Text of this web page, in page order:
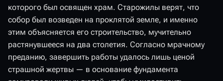
которого был освящен храм. Старожилы верят, что
собор был возведен на проклятой земле, и именно
этим объясняется его строительство, мучительно
растянувшееся на два столетия. Согласно мрачному
преданию, завершить работы удалось лишь ценой
страшной жертвы — в основание фундамента